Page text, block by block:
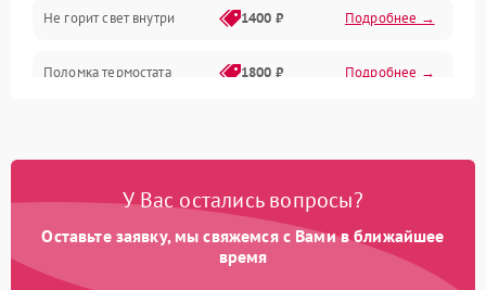
Не горит свет внутри 1400 ₽ Подробнее →
Поломка термостата 1800 ₽ Подробнее →
Образование конденсата
1800 ₽ Подробнее →
У Вас остались вопросы?
Оставьте заявку, мы свяжемся с Вами в ближайшее
время